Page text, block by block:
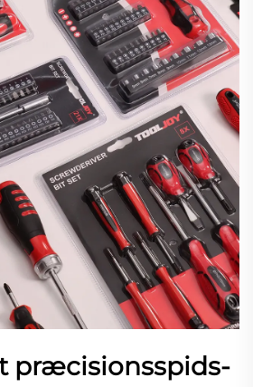
præcisionsspids-